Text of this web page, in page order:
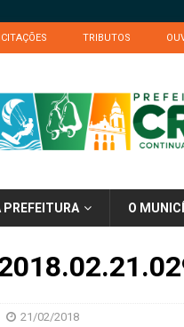
TRIBUTOS
PREFEITURA O
21/02/2018